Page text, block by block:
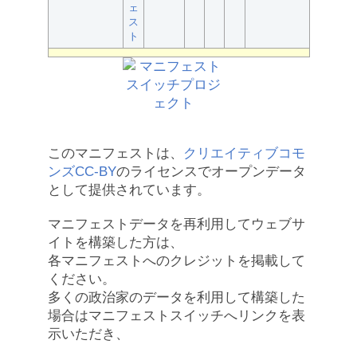
ェ
ス
ト
このマニフェストは、
クリエイティブコモ
ンズCC-BYのライセンスでオープンデータ
として提供されています。
マニフェストデータを再利用してウェブサ
イトを構築した方は、
各マニフェストへのクレジットを掲載して
ください。
多くの政治家のデータを利用して構築した
場合はマニフェストスイッチへリンクを表
示いただき、